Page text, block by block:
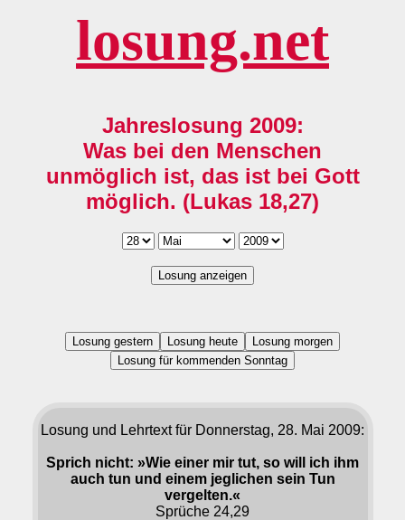
losung.net
Jahreslosung 2009:
Was bei den Menschen
unmöglich ist, das ist bei Gott
möglich. (Lukas 18,27)
Losung anzeigen
Losung gestern Losung heute
Losung morgen
Losung für kommenden Sonntag
Losung und Lehrtext für Donnerstag, 28. Mai 2009:
Sprich nicht: »Wie einer mir tut, so will ich ihm
auch tun und einem jeglichen sein Tun
vergelten.«
Sprüche 24,29